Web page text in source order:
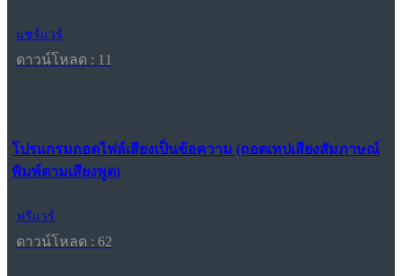
แชร์แวร์
ดาวน์โหลด : 11
โปรแกรมถอดไฟล์เสียงเป็นข้อความ (ถอดเทปเสียงสัมภาษณ์
พิมพ์ตามเสียงพูด)
ฟรีแวร์
ดาวน์โหลด : 62